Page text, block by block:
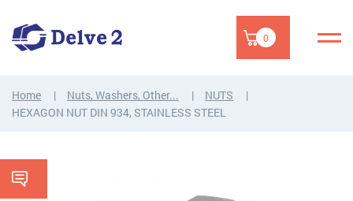
0
Home Nuts, Washers, Other...
NUTS
HEXAGON NUT DIN 934, STAINLESS STEEL